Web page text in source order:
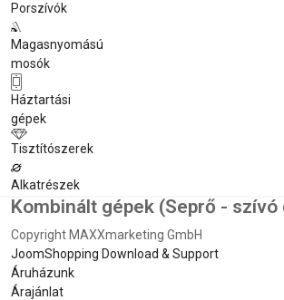
Porszívók
Magasnyomású
mosók
Háztartási
gépek
Tisztítószerek
Alkatrészek
Kombinált gépek (Seprő - szívó
Copyright MAXXmarketing GmbH
JoomShopping Download & Support
Áruházunk
Árajánlat